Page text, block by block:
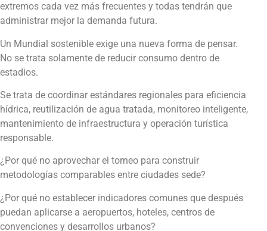
extremos cada vez más frecuentes y todas tendrán que
administrar mejor la demanda futura.
Un Mundial sostenible exige una nueva forma de pensar.
No se trata solamente de reducir consumo dentro de
estadios.
Se trata de coordinar estándares regionales para eficiencia
hídrica, reutilización de agua tratada, monitoreo inteligente,
mantenimiento de infraestructura y operación turística
responsable.
¿Por qué no aprovechar el torneo para construir
metodologías comparables entre ciudades sede?
¿Por qué no establecer indicadores comunes que después
puedan aplicarse a aeropuertos, hoteles, centros de
convenciones y desarrollos urbanos?